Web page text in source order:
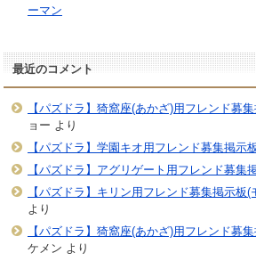
ーマン
最近のコメント
【パズドラ】猗窩座(あかざ)用フレンド募
ョー より
【パズドラ】学園キオ用フレンド募集掲示
【パズドラ】アグリゲート用フレンド募集
【パズドラ】キリン用フレンド募集掲示板
より
【パズドラ】猗窩座(あかざ)用フレンド募
ケメン より